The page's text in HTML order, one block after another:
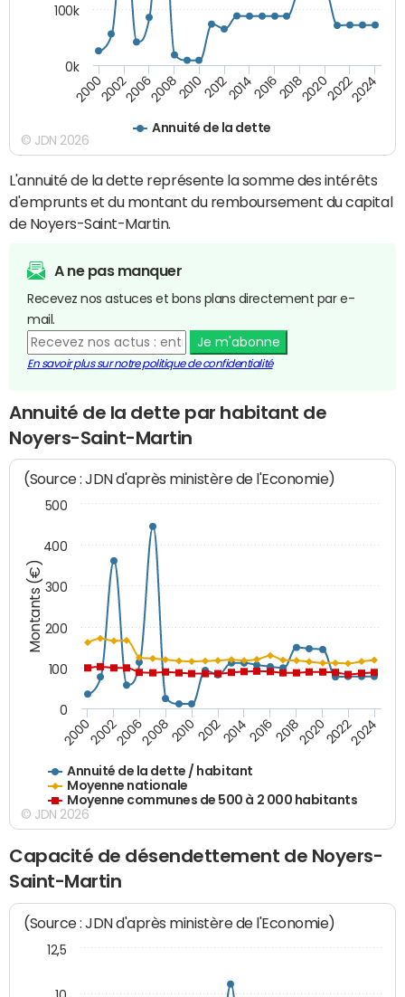
Annuité de la dette
200020022006200820102012201420162018202020222024
0k
100k
© JDN 2026
L'annuité de la dette représente la somme des intérêts
d'emprunts et du montant du remboursement du capital
de Noyers-Saint-Martin.
A ne pas manquer
Recevez nos astuces et bons plans directement par e-
mail.
Je m'abonne
En savoir plus sur notre politique de confidentialité
Annuité de la dette par habitant de
Noyers-Saint-Martin
Montants (€)
(Source : JDN d'après ministère de l'Economie)
Annuité de la dette / habitant
Moyenne nationale
Moyenne communes de 500 à 2 000 habitants
200020022006200820102012201420162018202020222024
0
100
200
300
400
500
© JDN 2026
Capacité de désendettement de Noyers-
Saint-Martin
(Source : JDN d'après ministère de l'Economie)
12,5